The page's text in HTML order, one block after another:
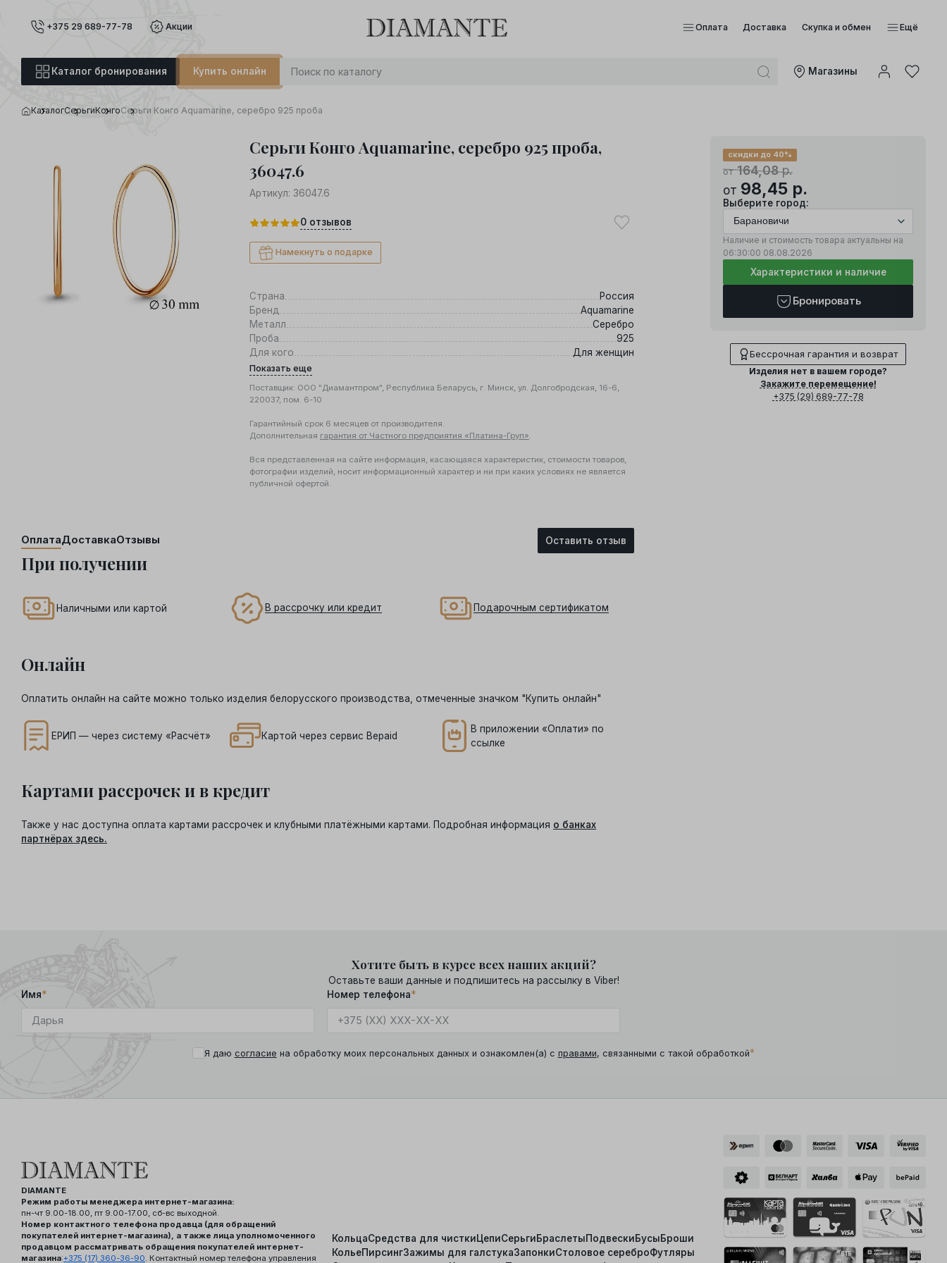
+375 29 689-77-78 Акции Оплата Доставка Скупка и обмен Ещё
Каталог бронирования Купить онлайн Mагазины
0 : 0 0
КаталогСерьгиКонгоСерьги Конго Aquamarine, серебро 925 проба
Серьги Конго Aquamarine, серебро 925 проба,
36047.6
Артикул: 36047.6
0 отзывов
Намекнуть о подарке
от164,08р.
скидки до 40%
от 98,45 р.
Выберите город:
Наличие и стоимость товара актуальны на
06:30:00 08.08.2026
Характеристики и наличие
Бронировать
Бессрочная гарантия и возврат
Изделия нет в вашем городе?
Закажите перемещение!
+375 (29) 689-77-78
Страна
Россия
Бренд
Aquamarine
Металл
Серебро
Проба
925
Для кого
Для женщин
Показать еще
Поставщик: ООО "Диамантпром", Республика Беларусь, г. Минск, ул. Долгобродская, 16-6,
220037, пом. 6-10
Гарантийный срок 6 месяцев от производителя.
Дополнительная гарантия от Частного предприятия «Платина-Груп».
Вся представленная на сайте информация, касающаяся характеристик, стоимости товаров,
фотографии изделий, носит информационный характер и ни при каких условиях не является
публичной офертой.
Оплата
При получении
Наличными или картой В рассрочку или кредит Подарочным сертификатом
Онлайн
Оплатить онлайн на сайте можно только изделия белорусского производства, отмеченные значком "Купить онлайн"
ЕРИП — через систему «Расчёт» Картой через сервис Bepaid
В приложении «Оплати» по
ссылке
Картами рассрочек и в кредит
Также у нас доступна оплата картами рассрочек и клубными платёжными картами. Подробная информация о банках
партнёрах здесь.
ДоставкаОтзывы Оставить отзыв
Хотите быть в курсе всех наших акций?
Оставьте ваши данные и подпишитесь на рассылку в Viber!
Имя* Номер телефона*
Я даю согласие на обработку моих персональных данных и ознакомлен(а) с правами, связанными с такой обработкой*
DIAMANTE
Режим работы менеджера интернет-магазина:
пн-чт 9.00-18.00, пт 9.00-17.00, сб-вс выходной.
Номер контактного телефона продавца (для обращений
покупателей интернет-магазина), а также лица уполномоченного
продавцом рассматривать обращения покупателей интернет-
магазина:+375 (17) 360-36-90 . Контактный номер телефона управления
КольцаСредства для чисткиЦепиСерьгиБраслетыПодвескиБусыБроши
КольеПирсингЗажимы для галстукаЗапонкиСтоловое сереброФутляры